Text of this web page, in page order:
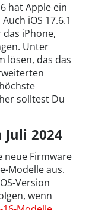
hat Apple ein
iOS 17.6.1
iPhone,
Unter
lösen, das das
solltest Du
Juli 2024
neue Firmware
Modelle aus.
Version
wenn